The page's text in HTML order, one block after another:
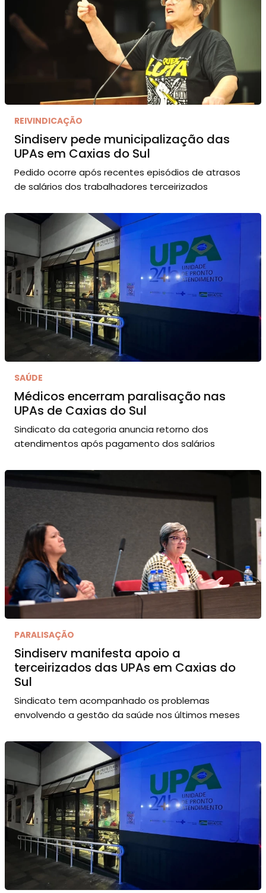
REIVINDICAÇÃO
Sindiserv pede municipalização das
UPAs em Caxias do Sul
Pedido ocorre após recentes episódios de atrasos
de salários dos trabalhadores terceirizados
SAÚDE
Médicos encerram paralisação nas
UPAs de Caxias do Sul
Sindicato da categoria anuncia retorno dos
atendimentos após pagamento dos salários
PARALISAÇÃO
Sindiserv manifesta apoio a
terceirizados das UPAs em Caxias do
Sul
Sindicato tem acompanhado os problemas
envolvendo a gestão da saúde nos últimos meses